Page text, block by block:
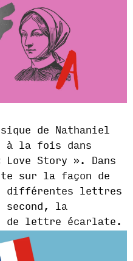
de Nathaniel
à la fois dans
Love Story ». Dans
sur la façon de
différentes lettres
second, la
de lettre écarlate.